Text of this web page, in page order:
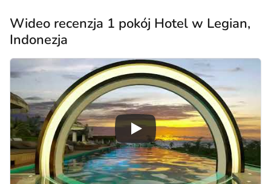
Wideo recenzja 1 pokój Hotel w Legian,
Indonezja